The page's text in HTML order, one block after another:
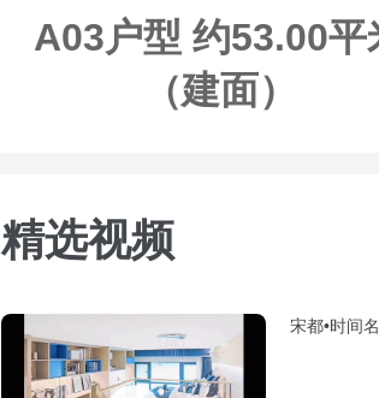
A03户型 约53.00平
（建面）
精选视频
宋都•时间